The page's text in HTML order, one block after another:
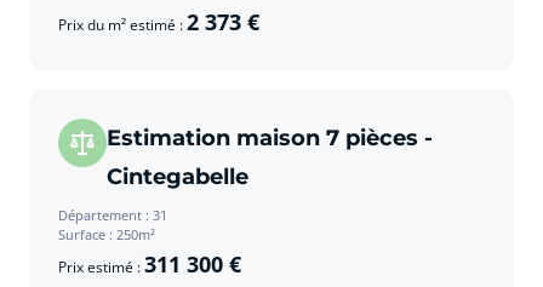
Prix du m² estimé :2 373 €
Estimation maison 7 pièces -
Cintegabelle
Département : 31
Surface : 250m²
Prix estimé :311 300 €